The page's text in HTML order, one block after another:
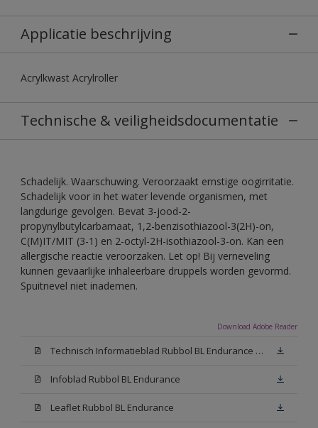
Applicatie beschrijving
Acrylkwast Acrylroller
Technische & veiligheidsdocumentatie
Schadelijk. Waarschuwing. Veroorzaakt ernstige oogirritatie.
Schadelijk voor in het water levende organismen, met
langdurige gevolgen. Bevat 3-jood-2-
propynylbutylcarbamaat, 1,2-benzisothiazool-3(2H)-on,
C(M)IT/MIT (3-1) en 2-octyl-2H-isothiazool-3-on. Kan een
allergische reactie veroorzaken. Let op! Bij verneveling
kunnen gevaarlijke inhaleerbare druppels worden gevormd.
Spuitnevel niet inademen.
Download Adobe Reader
Technisch Informatieblad Rubbol BL Endurance HG (PDF)
Infoblad Rubbol BL Endurance
Leaflet Rubbol BL Endurance